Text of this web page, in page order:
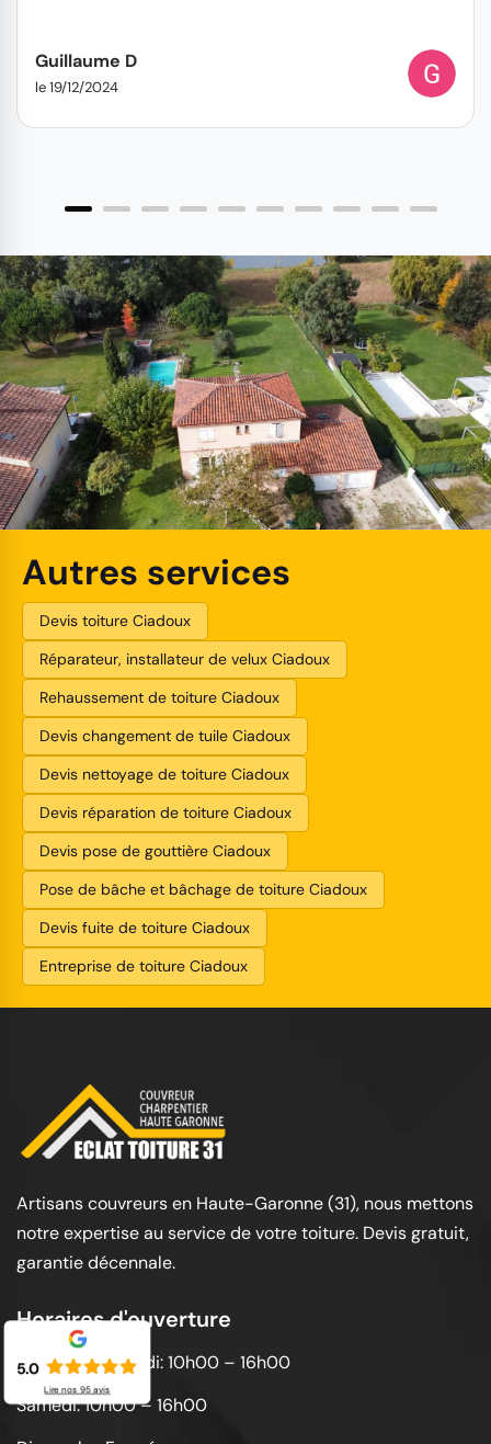
Guillaume D
le 19/12/2024
Autres services
Devis toiture Ciadoux
Réparateur, installateur de velux Ciadoux
Rehaussement de toiture Ciadoux
Devis changement de tuile Ciadoux
Devis nettoyage de toiture Ciadoux
Devis réparation de toiture Ciadoux
Devis pose de gouttière Ciadoux
Pose de bâche et bâchage de toiture Ciadoux
Devis fuite de toiture Ciadoux
Entreprise de toiture Ciadoux
Artisans couvreurs en Haute-Garonne (31), nous mettons
notre expertise au service de votre toiture. Devis gratuit,
garantie décennale.
Horaires d'ouverture
Lundi au vendredi: 10h00 – 16h00
Samedi: 10h00 – 16h00
5.0
Lire nos 95avis